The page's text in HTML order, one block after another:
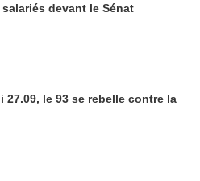
devant le Sénat
27.09, le 93 se rebelle contre la